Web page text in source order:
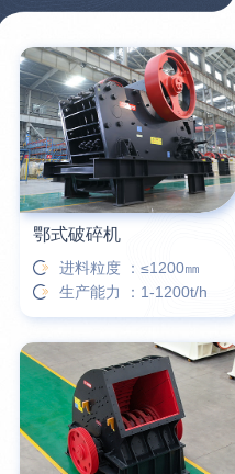
16分钟前 柳先生留言：
26分钟前 杨先生留言：
28分钟前 肖先生留言：
31分钟前 马女士留言：我
鄂式破碎机
进料粒度 ：≤1200㎜
生产能力 ：1-1200t/h